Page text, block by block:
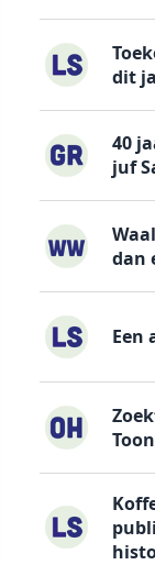
dit
40
juf
dan
Een